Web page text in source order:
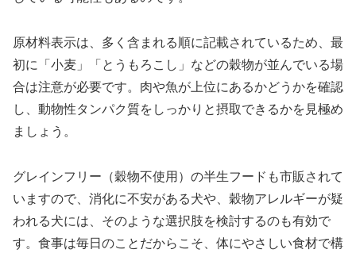
原材料表示は、多く含まれる順に記載されているため、最
初に「小麦」「とうもろこし」などの穀物が並んでいる場
合は注意が必要です。肉や魚が上位にあるかどうかを確認
し、動物性タンパク質をしっかりと摂取できるかを見極め
ましょう。
グレインフリー（穀物不使用）の半生フードも市販されて
いますので、消化に不安がある犬や、穀物アレルギーが疑
われる犬には、そのような選択肢を検討するのも有効で
す。食事は毎日のことだからこそ、体にやさしい食材で構